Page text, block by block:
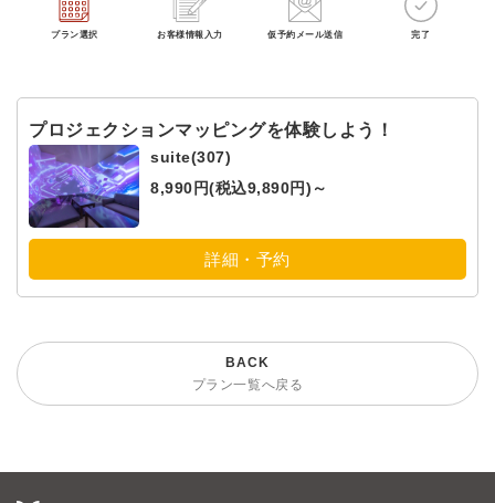
プラン選択 お客様情報入力 仮予約メール送信 完了
プロジェクションマッピングを体験しよう！
suite(307)
8,990円(税込9,890円)～
詳細・予約
プラン一覧へ戻る